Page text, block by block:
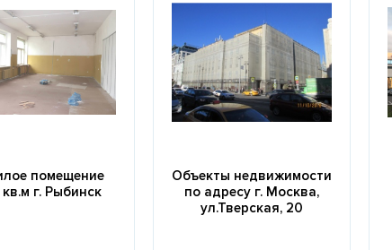
помещение
кв.м г. Рыбинск
Объекты недвижимости
по адресу г. Москва,
ул.Тверская, 20